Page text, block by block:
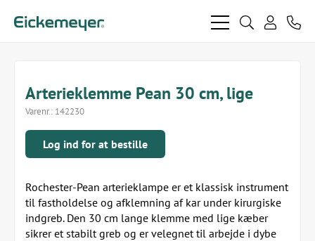
bars search
Arterieklemme Pean 30 cm, lige
Varenr.: 142230
Log ind for at bestille
Rochester-Pean arterieklampe er et klassisk instrument
til fastholdelse og afklemning af kar under kirurgiske
indgreb. Den 30 cm lange klemme med lige kæber
sikrer et stabilt greb og er velegnet til arbejde i dybe